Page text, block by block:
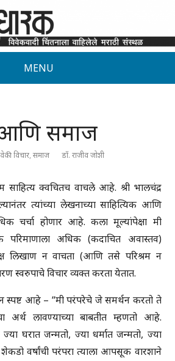
MENU
समाज
विचार,समाज डॉ. राजीव जोशी
साहित्य क्वचितच वाचले आहे. श्री भालचंद्र
त्यांच्या लेखनाच्या साहित्यिक आणि
चर्चा होणार आहे. कला मूल्यांपेक्षा मी
परिमाणाला अधिक (कदाचित अवास्तव)
लिखाण न वाचता (आणि तसे परिश्रम न
स्वरुपाचे विचार व्यक्त करता येतात.
स्पष्ट आहे – “मी परंपरेचे जे समर्थन करतो ते
अर्थ लावण्याच्या बाबतीत म्हणतो आहे.
घरात जन्मतो, ज्या धर्मात जन्मतो, ज्या
वर्षांची परंपरा त्याला आपसूक वारशाने